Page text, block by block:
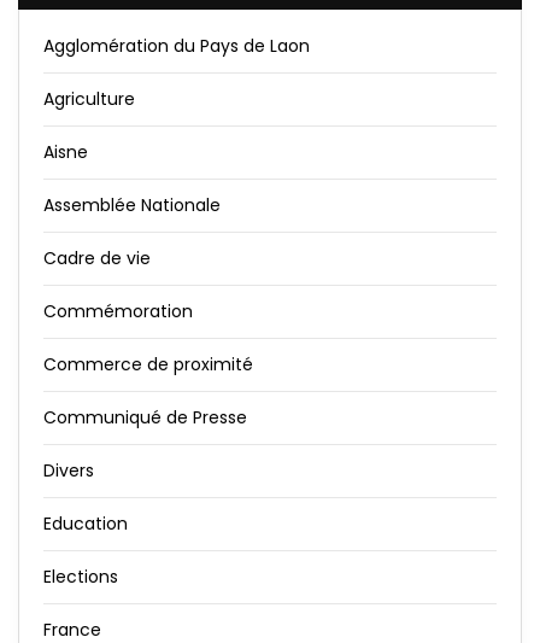
Agglomération du Pays de Laon
Agriculture
Aisne
Assemblée Nationale
Cadre de vie
Commémoration
Commerce de proximité
Communiqué de Presse
Divers
Education
Elections
France